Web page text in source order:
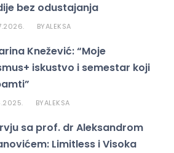
bez odustajanja
BYALEKSA
Knežević: “Moje
iskustvo i semestar koji
BYALEKSA
sa prof. dr Aleksandrom
Limitless i Visoka